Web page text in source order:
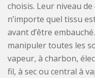
choisis. Leur niveau
n’importe quel tissu
avant d’être
manipuler toutes les
vapeur, à charbon,
fil, à sec ou central à